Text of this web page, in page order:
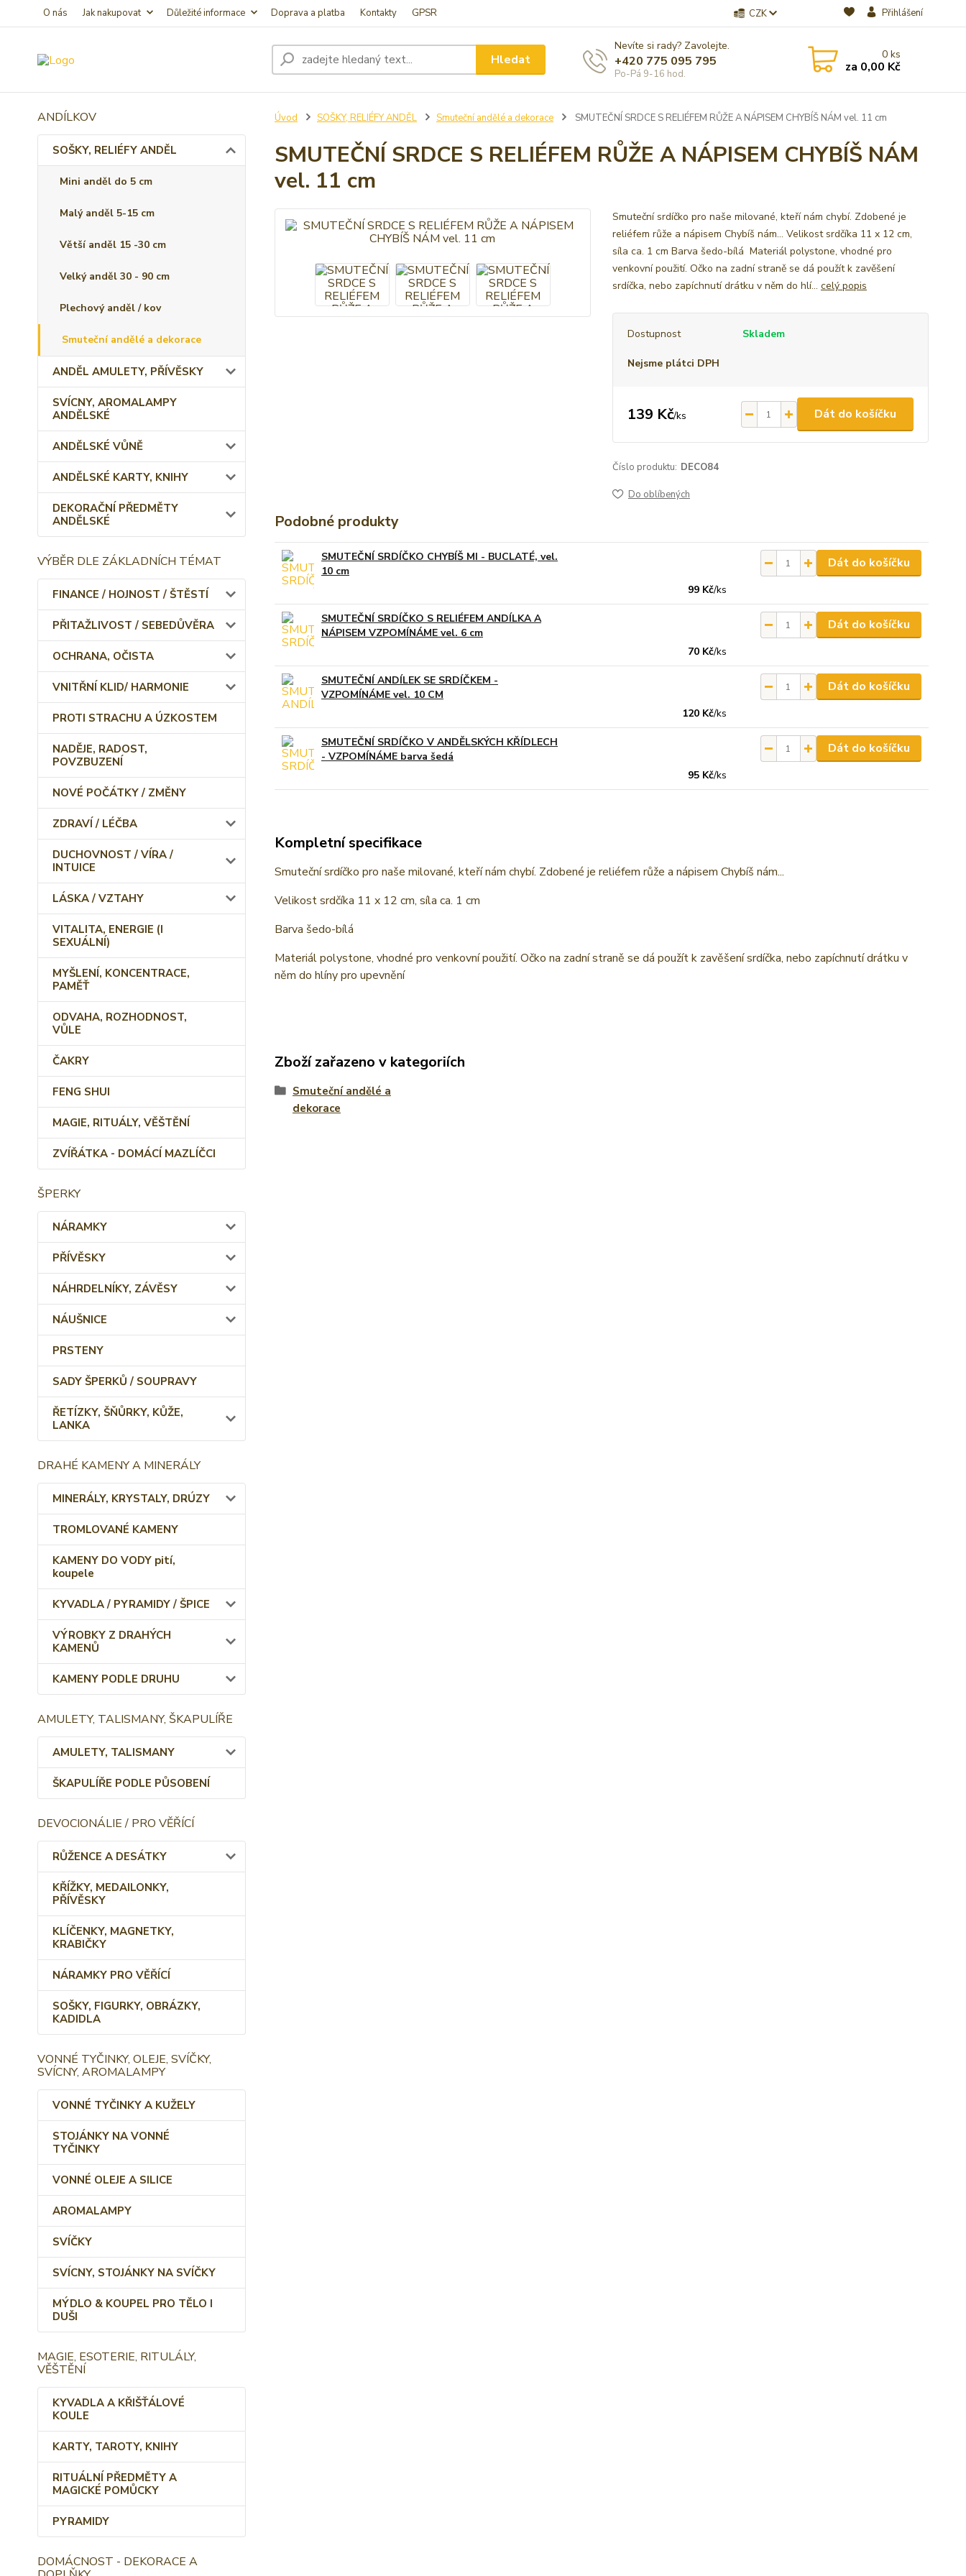
O nás Jak nakupovat Důležité informace Doprava a platba Kontakty GPSR CZK Přihlášení
Hledat
Nevíte si rady? Zavolejte.
+420 775 095 795
Po-Pá 9-16 hod.
0ks
za 0,00 Kč
ANDÍLKOV
SOŠKY, RELIÉFY ANDĚL
Mini anděl do 5 cm
Malý anděl 5-15 cm
Větší anděl 15 -30 cm
Velký anděl 30 - 90 cm
Plechový anděl / kov
Smuteční andělé a dekorace
ANDĚL AMULETY, PŘÍVĚSKY
SVÍCNY, AROMALAMPY
ANDĚLSKÉ
ANDĚLSKÉ VŮNĚ
ANDĚLSKÉ KARTY, KNIHY
DEKORAČNÍ PŘEDMĚTY
ANDĚLSKÉ
VÝBĚR DLE ZÁKLADNÍCH TÉMAT
FINANCE / HOJNOST / ŠTĚSTÍ
PŘITAŽLIVOST / SEBEDŮVĚRA
OCHRANA, OČISTA
VNITŘNÍ KLID/ HARMONIE
PROTI STRACHU A ÚZKOSTEM
NADĚJE, RADOST,
POVZBUZENÍ
NOVÉ POČÁTKY / ZMĚNY
ZDRAVÍ / LÉČBA
DUCHOVNOST / VÍRA /
INTUICE
LÁSKA / VZTAHY
VITALITA, ENERGIE (I
SEXUÁLNÍ)
MYŠLENÍ, KONCENTRACE,
PAMĚŤ
ODVAHA, ROZHODNOST,
VŮLE
ČAKRY
FENG SHUI
MAGIE, RITUÁLY, VĚŠTĚNÍ
ZVÍŘÁTKA - DOMÁCÍ MAZLÍČCI
ŠPERKY
NÁRAMKY
PŘÍVĚSKY
NÁHRDELNÍKY, ZÁVĚSY
NÁUŠNICE
PRSTENY
SADY ŠPERKŮ / SOUPRAVY
ŘETÍZKY, ŠŇŮRKY, KŮŽE,
LANKA
DRAHÉ KAMENY A MINERÁLY
MINERÁLY, KRYSTALY, DRÚZY
TROMLOVANÉ KAMENY
KAMENY DO VODY pití,
koupele
KYVADLA / PYRAMIDY / ŠPICE
VÝROBKY Z DRAHÝCH
KAMENŮ
KAMENY PODLE DRUHU
AMULETY, TALISMANY, ŠKAPULÍŘE
AMULETY, TALISMANY
ŠKAPULÍŘE PODLE PŮSOBENÍ
DEVOCIONÁLIE / PRO VĚŘÍCÍ
RŮŽENCE A DESÁTKY
KŘÍŽKY, MEDAILONKY,
PŘÍVĚSKY
KLÍČENKY, MAGNETKY,
KRABIČKY
NÁRAMKY PRO VĚŘÍCÍ
SOŠKY, FIGURKY, OBRÁZKY,
KADIDLA
VONNÉ TYČINKY, OLEJE, SVÍČKY,
SVÍCNY, AROMALAMPY
VONNÉ TYČINKY A KUŽELY
STOJÁNKY NA VONNÉ
TYČINKY
VONNÉ OLEJE A SILICE
AROMALAMPY
SVÍČKY
SVÍCNY, STOJÁNKY NA SVÍČKY
MÝDLO & KOUPEL PRO TĚLO I
DUŠI
MAGIE, ESOTERIE, RITULÁLY,
VĚŠTĚNÍ
KYVADLA A KŘIŠŤÁLOVÉ
KOULE
KARTY, TAROTY, KNIHY
RITUÁLNÍ PŘEDMĚTY A
MAGICKÉ POMŮCKY
PYRAMIDY
DOMÁCNOST - DEKORACE A
Úvod SOŠKY, RELIÉFY ANDĚL Smuteční andělé a dekorace SMUTEČNÍ SRDCE S RELIÉFEM RŮŽE A NÁPISEM CHYBÍŠ NÁM vel. 11 cm
SMUTEČNÍ SRDCE S RELIÉFEM RŮŽE A NÁPISEM CHYBÍŠ NÁM
vel. 11 cm
Smuteční srdíčko pro naše milované, kteří nám chybí. Zdobené je
reliéfem růže a nápisem Chybíš nám... Velikost srdčíka 11 x 12 cm,
síla ca. 1 cm Barva šedo-bílá Materiál polystone, vhodné pro
venkovní použití. Očko na zadní straně se dá použít k zavěšení
srdíčka, nebo zapíchnutí drátku v něm do hlí... celý popis
Dostupnost Skladem
Nejsme plátci DPH
139 Kč/ks Dát do košíčku
Číslo produktu: DECO84
Do oblíbených
Podobné produkty
SMUTEČNÍ SRDÍČKO CHYBÍŠ MI - BUCLATÉ, vel.
10 cm
99 Kč/ks
Dát do košíčku
SMUTEČNÍ SRDÍČKO S RELIÉFEM ANDÍLKA A
NÁPISEM VZPOMÍNÁME vel. 6 cm
70 Kč/ks
Dát do košíčku
SMUTEČNÍ ANDÍLEK SE SRDÍČKEM -
VZPOMÍNÁME vel. 10 CM
120 Kč/ks
Dát do košíčku
SMUTEČNÍ SRDÍČKO V ANDĚLSKÝCH KŘÍDLECH
- VZPOMÍNÁME barva šedá
95 Kč/ks
Dát do košíčku
Kompletní specifikace
Smuteční srdíčko pro naše milované, kteří nám chybí. Zdobené je reliéfem růže a nápisem Chybíš nám...
Velikost srdčíka 11 x 12 cm, síla ca. 1 cm
Barva šedo-bílá
Materiál polystone, vhodné pro venkovní použití. Očko na zadní straně se dá použít k zavěšení srdíčka, nebo zapíchnutí drátku v
něm do hlíny pro upevnění
Zboží zařazeno v kategoriích
Smuteční andělé a
dekorace